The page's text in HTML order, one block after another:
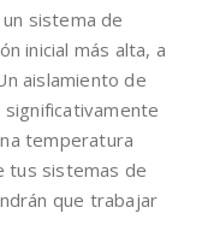
sistema de
inicial más alta, a
aislamiento de
temperatura
tus sistemas de
que trabajar